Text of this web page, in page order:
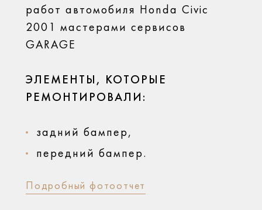
работ автомобиля Honda Civic
2001 мастерами сервисов
GARAGE
ЭЛЕМЕНТЫ, КОТОРЫЕ
РЕМОНТИРОВАЛИ:
задний бампер,
передний бампер.
Подробный фотоотчет